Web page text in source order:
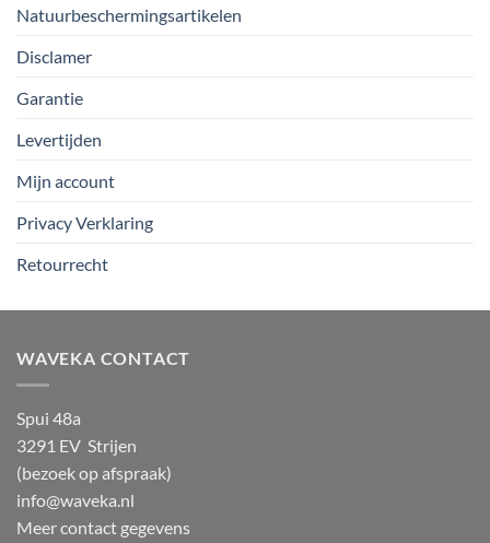
Natuurbeschermingsartikelen
Disclamer
Garantie
Levertijden
Mijn account
Privacy Verklaring
Retourrecht
WAVEKA CONTACT
Spui 48a
3291 EV Strijen
(bezoek op afspraak)
info@waveka.nl
Meer contact gegevens